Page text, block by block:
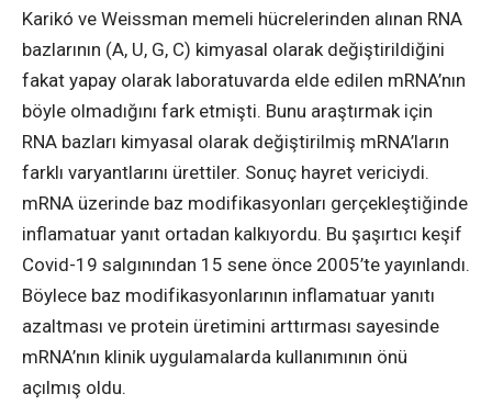
Karikó ve Weissman memeli hücrelerinden alınan RNA
bazlarının (A, U, G, C) kimyasal olarak değiştirildiğini
fakat yapay olarak laboratuvarda elde edilen mRNA’nın
böyle olmadığını fark etmişti. Bunu araştırmak için
RNA bazları kimyasal olarak değiştirilmiş mRNA’ların
farklı varyantlarını ürettiler. Sonuç hayret vericiydi.
mRNA üzerinde baz modifikasyonları gerçekleştiğinde
inflamatuar yanıt ortadan kalkıyordu. Bu şaşırtıcı keşif
Covid-19 salgınından 15 sene önce 2005’te yayınlandı.
Böylece baz modifikasyonlarının inflamatuar yanıtı
azaltması ve protein üretimini arttırması sayesinde
mRNA’nın klinik uygulamalarda kullanımının önü
açılmış oldu.